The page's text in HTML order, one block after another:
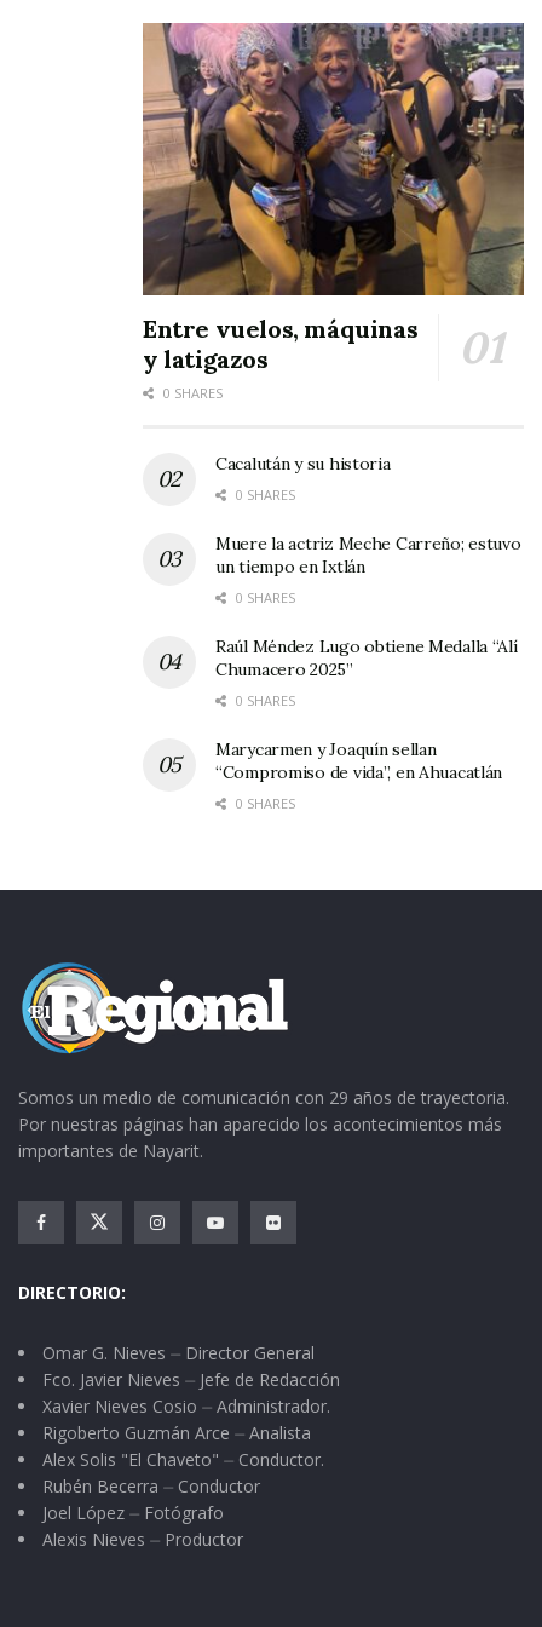
Entre vuelos, máquinas
y latigazos
0 SHARES
Cacalután y su historia
0 SHARES
Muere la actriz Meche Carreño; estuvo
un tiempo en Ixtlán
0 SHARES
Raúl Méndez Lugo obtiene Medalla “Alí
Chumacero 2025”
0 SHARES
Marycarmen y Joaquín sellan
“Compromiso de vida”, en Ahuacatlán
0 SHARES
Somos un medio de comunicación con 29 años de trayectoria.
Por nuestras páginas han aparecido los acontecimientos más
importantes de Nayarit.
DIRECTORIO:
Omar G. Nieves ⏤ Director General
Fco. Javier Nieves ⏤ Jefe de Redacción
Xavier Nieves Cosio ⏤ Administrador.
Rigoberto Guzmán Arce ⏤ Analista
Alex Solis "El Chaveto" ⏤ Conductor.
Rubén Becerra ⏤ Conductor
Joel López ⏤ Fotógrafo
Alexis Nieves ⏤ Productor